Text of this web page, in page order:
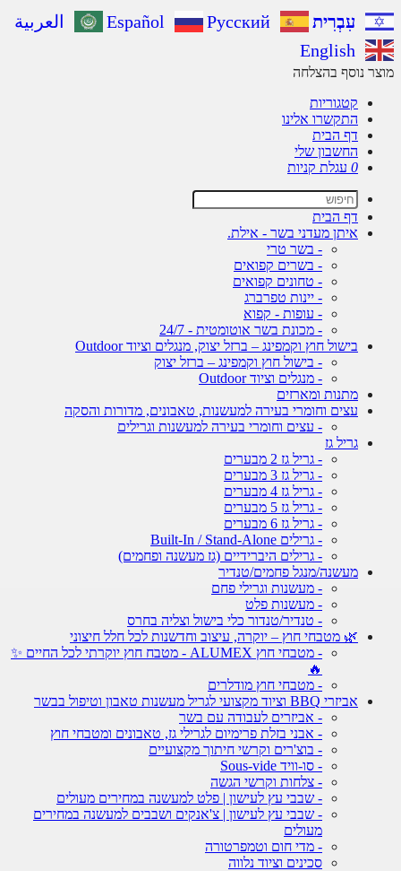
עִבְרִית Español Русский
العربية
English
נוסף בהצלחה
קטגוריות
התקשרו אלינו
דף הבית
החשבון שלי
עגלת קניות
דף הבית
איתן מעדני בשר - אילת.
- בשר טרי
- בשרים קפואים
- טחונים קפואים
- יינות טפרברג
- עופות - קפוא
- מכונת בשר אוטומטית - 24/7
בישול חוץ וקמפינג – ברזל יצוק, מנגלים וציוד Outdoor
- בישול חוץ וקמפינג – ברזל יצוק
- מנגלים וציוד Outdoor
מתנות ומארזים
עצים וחומרי בעירה למעשנות, טאבונים, מדורות והסקה
- עצים וחומרי בעירה למעשנות וגרילים
גריל גז
- גריל גז 2 מבערים
- גריל גז 3 מבערים
- גריל גז 4 מבערים
- גריל גז 5 מבערים
- גריל גז 6 מבערים
- גרילים Built-In / Stand-Alone
- גרילים היברידיים (גז מעשנה ופחמים)
מעשנה/מנגל פחמים/טנדיר
- מעשנות וגרילי פחם
- מעשנות פלט
- טנדיר/טנדור כלי בישול וצליה בחרס
🌿 מטבחי חוץ – יוקרה, עיצוב וחדשנות לכל חלל חיצוני
- מטבחי חוץ ALUMEX - מטבח חוץ יוקרתי לכל החיים ✨
- מטבחי חוץ מודלרים
אביזרי BBQ וציוד מקצועי לגריל מעשנות טאבון וטיפול בבשר
- אביזרים לעבודה עם בשר
- אבני בזלת פרימיום לגרילי גז, טאבונים ומטבחי חוץ
- בוצ'רים וקרשי חיתוך מקצועיים
- סו-וויד Sous-vide
- צלחות וקרשי הגשה
- שבבי עץ לעישון | פלט למעשנה במחירים מעולים
- שבבי עץ לעישון | צ'אנקים ושבבים למעשנה במחירים
מעולים
- מדי חום וטמפרטורה
סכינים וציוד נלווה